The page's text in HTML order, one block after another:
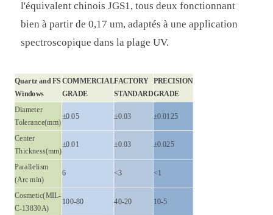
l'équivalent chinois JGS1, tous deux fonctionnant
bien à partir de 0,17 um, adaptés à une application
spectroscopique dans la plage UV.
Quartz and FS
Windows
COMMERCIAL
GRADE
FACTORY
STANDARD
PRECISION
GRADE
Diameter
Tolerance(mm)
±0.05 ±0.03 ±0.0125
Center
Thickness(mm)
±0.01 ±0.03 ±0.025
Parallelism
(Arc min)
6 <3 <1
Cosmetic(MIL-
C-13830A)
100-80 40-20 10-5